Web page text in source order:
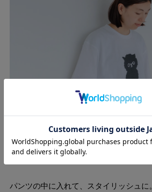
パンツの中に入れて、スタイリッシュに。